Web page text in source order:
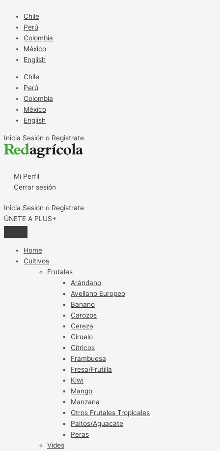
contenido
Chile
Perú
Colombia
México
English
Chile
Perú
Colombia
México
English
Inicia Sesión o Registrate
Mi Perfil
Cerrar sesión
Inicia Sesión o Registrate
ÚNETE A PLUS+
Home
Cultivos
Frutales
Arándano
Avellano Europeo
Banano
Carozos
Cereza
Ciruelo
Cítricos
Frambuesa
Fresa/Frutilla
Kiwi
Mango
Manzana
Otros Frutales Tropicales
Paltos/Aguacate
Peras
Vides